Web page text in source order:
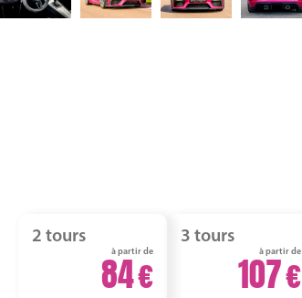
2 tours
à partir de
84
3 tours
à partir de
107